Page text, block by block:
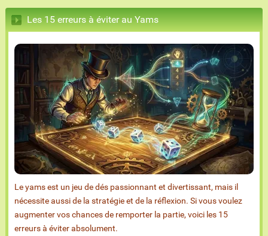
Les 15 erreurs à éviter au Yams
Le yams est un jeu de dés passionnant et divertissant, mais il
nécessite aussi de la stratégie et de la réflexion. Si vous voulez
augmenter vos chances de remporter la partie, voici les 15
erreurs à éviter absolument.